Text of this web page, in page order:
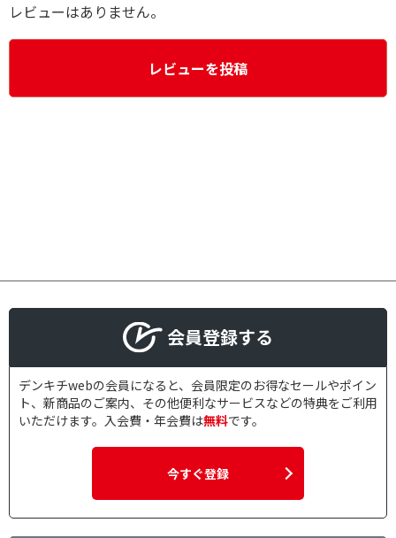
レビューはありません。
レビューを投稿
会員登録する
デンキチwebの会員になると、会員限定のお得なセールやポイン
ト、新商品のご案内、その他便利なサービスなどの特典をご利用
いただけます。入会費・年会費は無料です。
今すぐ登録